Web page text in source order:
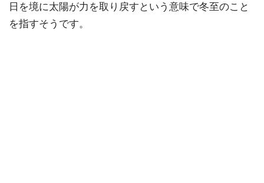
日を境に太陽が力を取り戻すという意味で冬至のこと
を指すそうです。